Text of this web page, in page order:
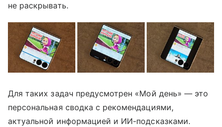
не раскрывать.
Для таких задач предусмотрен «Мой день» — это
персональная сводка с рекомендациями,
актуальной информацией и ИИ-подсказками.